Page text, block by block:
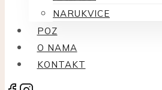
NARUKVICE
POZ
O NAMA
KONTAKT